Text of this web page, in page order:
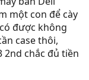
một con để cày
được không
case thôi,
2nd chắc đủ tiền